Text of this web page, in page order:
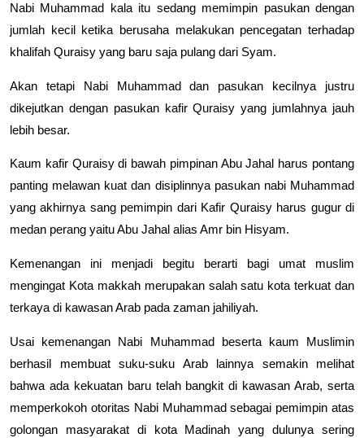
Nabi Muhammad kala itu sedang memimpin pasukan dengan
jumlah kecil ketika berusaha melakukan pencegatan terhadap
khalifah Quraisy yang baru saja pulang dari Syam.
Akan tetapi Nabi Muhammad dan pasukan kecilnya justru
dikejutkan dengan pasukan kafir Quraisy yang jumlahnya jauh
lebih besar.
Kaum kafir Quraisy di bawah pimpinan Abu Jahal harus pontang
panting melawan kuat dan disiplinnya pasukan nabi Muhammad
yang akhirnya sang pemimpin dari Kafir Quraisy harus gugur di
medan perang yaitu Abu Jahal alias Amr bin Hisyam.
Kemenangan ini menjadi begitu berarti bagi umat muslim
mengingat Kota makkah merupakan salah satu kota terkuat dan
terkaya di kawasan Arab pada zaman jahiliyah.
Usai kemenangan Nabi Muhammad beserta kaum Muslimin
berhasil membuat suku-suku Arab lainnya semakin melihat
bahwa ada kekuatan baru telah bangkit di kawasan Arab, serta
memperkokoh otoritas Nabi Muhammad sebagai pemimpin atas
golongan masyarakat di kota Madinah yang dulunya sering